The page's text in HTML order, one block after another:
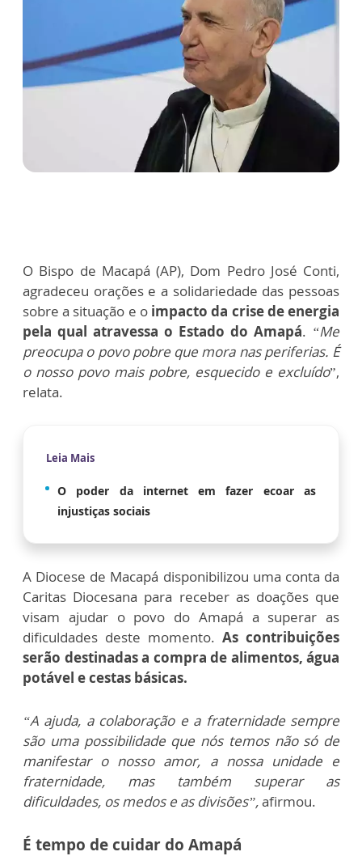
O Bispo de Macapá (AP), Dom Pedro José Conti,
agradeceu orações e a solidariedade das pessoas
sobre a situação e o impacto da crise de energia
pela qual atravessa o Estado do Amapá. “Me
preocupa o povo pobre que mora nas periferias. É
o nosso povo mais pobre, esquecido e excluído”,
relata.
Leia Mais
O poder da internet em fazer ecoar as
injustiças sociais
A Diocese de Macapá disponibilizou uma conta da
Caritas Diocesana para receber as doações que
visam ajudar o povo do Amapá a superar as
dificuldades deste momento. As contribuições
serão destinadas a compra de alimentos, água
potável e cestas básicas.
“A ajuda, a colaboração e a fraternidade sempre
são uma possibilidade que nós temos não só de
manifestar o nosso amor, a nossa unidade e
fraternidade, mas também superar as
dificuldades, os medos e as divisões”,afirmou.
É tempo de cuidar do Amapá